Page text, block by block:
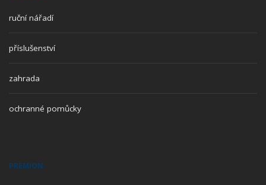
ruční nářadí
příslušenství
zahrada
ochranné pomůcky
PREMION